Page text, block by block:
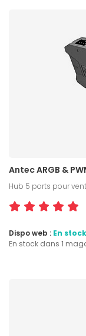
Antec ARGB &
Hub 5 ports pour
Dispo web : En stock
En stock dans 1